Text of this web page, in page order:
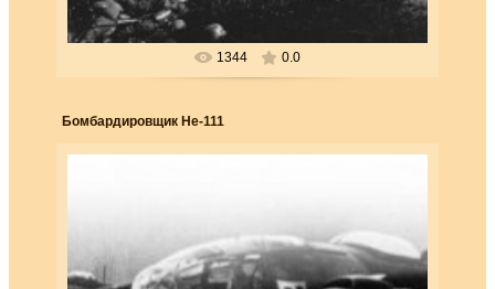
1344 0.0
Бомбардировщик He-111
25.03.2018